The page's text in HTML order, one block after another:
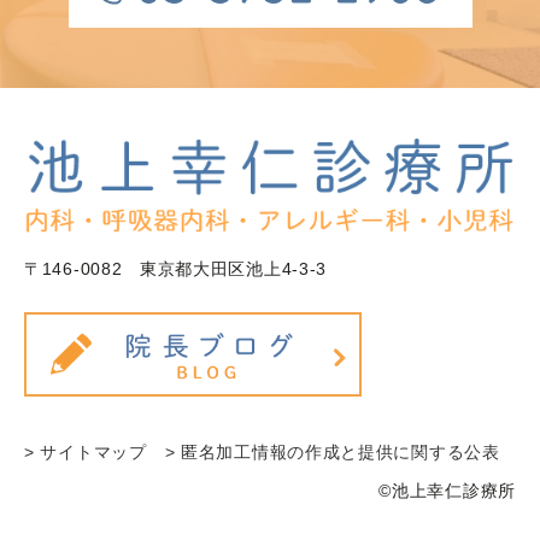
〒146-0082 東京都大田区池上4-3-3
> サイトマップ
> 匿名加工情報の作成と提供に関する公表
©池上幸仁診療所